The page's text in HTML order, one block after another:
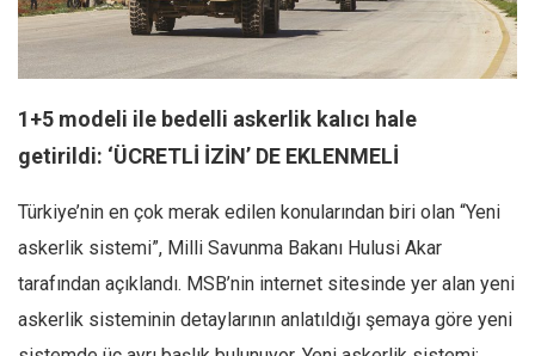
Facebook
Instagram
Editörden
Kemal Özer
Mahmut Toptaş
Yvonne Ridley
1+5 modeli ile bedelli askerlik kalıcı hale
getirildi: ‘ÜCRETLİ İZİN’ DE EKLENMELİ
Türkiye’nin en çok merak edilen konularından biri olan “Yeni
askerlik sistemi”, Milli Savunma Bakanı Hulusi Akar
tarafından açıklandı. MSB’nin internet sitesinde yer alan yeni
askerlik sisteminin detaylarının anlatıldığı şemaya göre yeni